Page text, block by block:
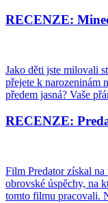
RECENZE:
Jako děti jste milovali
přejete k narozeninám
předem jasná? Vaše
RECENZE:
Film Predator získal
obrovské úspěchy, na
tomto filmu pracovali.